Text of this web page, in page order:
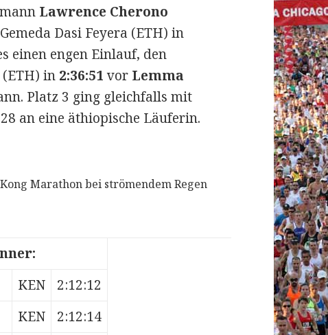
Lawrence Cherono
Dasi Feyera (ETH) in
einen engen Einlauf, den
(ETH) in 2:36:51vor Lemma
Platz 3 ging gleichfalls mit
an eine äthiopische Läuferin.
Marathon bei strömendem Regen
KEN
2:12:12
KEN
2:12:14